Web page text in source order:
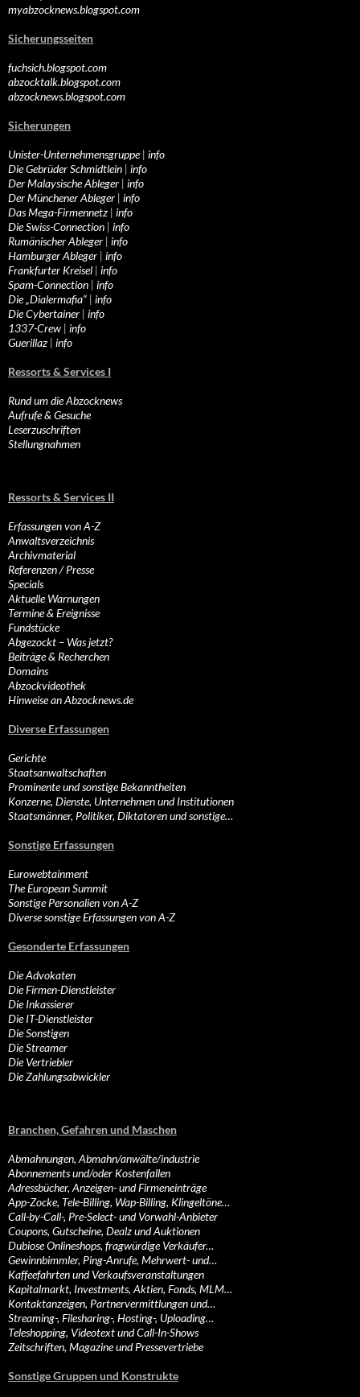
myabzocknews.blogspot.com
Sicherungsseiten
fuchsich.blogspot.com
abzocktalk.blogspot.com
abzocknews.blogspot.com
Sicherungen
Unister-Unternehmensgruppe| info
Die Gebrüder Schmidtlein | info
Der Malaysische Ableger | info
Der Münchener Ableger | info
Das Mega-Firmennetz | info
Die Swiss-Connection | info
Rumänischer Ableger | info
Hamburger Ableger | info
Frankfurter Kreisel | info
Spam-Connection | info
Die „Dialermafia“ | info
Die Cybertainer | info
1337-Crew | info
Guerillaz | info
Ressorts & Services I
Rund um die Abzocknews
Aufrufe & Gesuche
Leserzuschriften
Stellungnahmen
Ressorts & Services II
Erfassungen von A-Z
Anwaltsverzeichnis
Archivmaterial
Referenzen / Presse
Specials
Aktuelle Warnungen
Termine & Ereignisse
Fundstücke
Abgezockt – Was jetzt?
Beiträge & Recherchen
Domains
Abzockvideothek
Hinweise an Abzocknews.de
Diverse Erfassungen
Gerichte
Staatsanwaltschaften
Prominente und sonstige Bekanntheiten
Konzerne, Dienste, Unternehmen und Institutionen
Staatsmänner, Politiker, Diktatoren und sonstige…
Sonstige Erfassungen
Eurowebtainment
The European Summit
Sonstige Personalien von A-Z
Diverse sonstige Erfassungen von A-Z
Gesonderte Erfassungen
Die Advokaten
Die Firmen-Dienstleister
Die Inkassierer
Die IT-Dienstleister
Die Sonstigen
Die Streamer
Die Vertriebler
Die Zahlungsabwickler
Branchen, Gefahren und Maschen
Abmahnungen, Abmahn/anwälte/industrie
Abonnements und/oder Kostenfallen
Adressbücher, Anzeigen- und Firmeneinträge
App-Zocke, Tele-Billing, Wap-Billing, Klingeltöne…
Call-by-Call-, Pre-Select- und Vorwahl-Anbieter
Coupons, Gutscheine, Dealz und Auktionen
Dubiose Onlineshops, fragwürdige Verkäufer…
Gewinnbimmler, Ping-Anrufe, Mehrwert- und…
Kaffeefahrten und Verkaufsveranstaltungen
Kapitalmarkt, Investments, Aktien, Fonds, MLM…
Kontaktanzeigen, Partnervermittlungen und…
Streaming-, Filesharing-, Hosting-, Uploading…
Teleshopping, Videotext und Call-In-Shows
Zeitschriften, Magazine und Pressevertriebe
Sonstige Gruppen und Konstrukte